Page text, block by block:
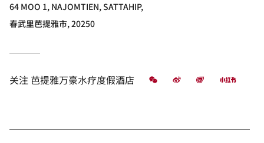
64 MOO 1, NAJOMTIEN, SATTAHIP,
春武里芭提雅市, 20250
关注 芭提雅万豪水疗度假酒店 微信 微博 飞猪 小红书